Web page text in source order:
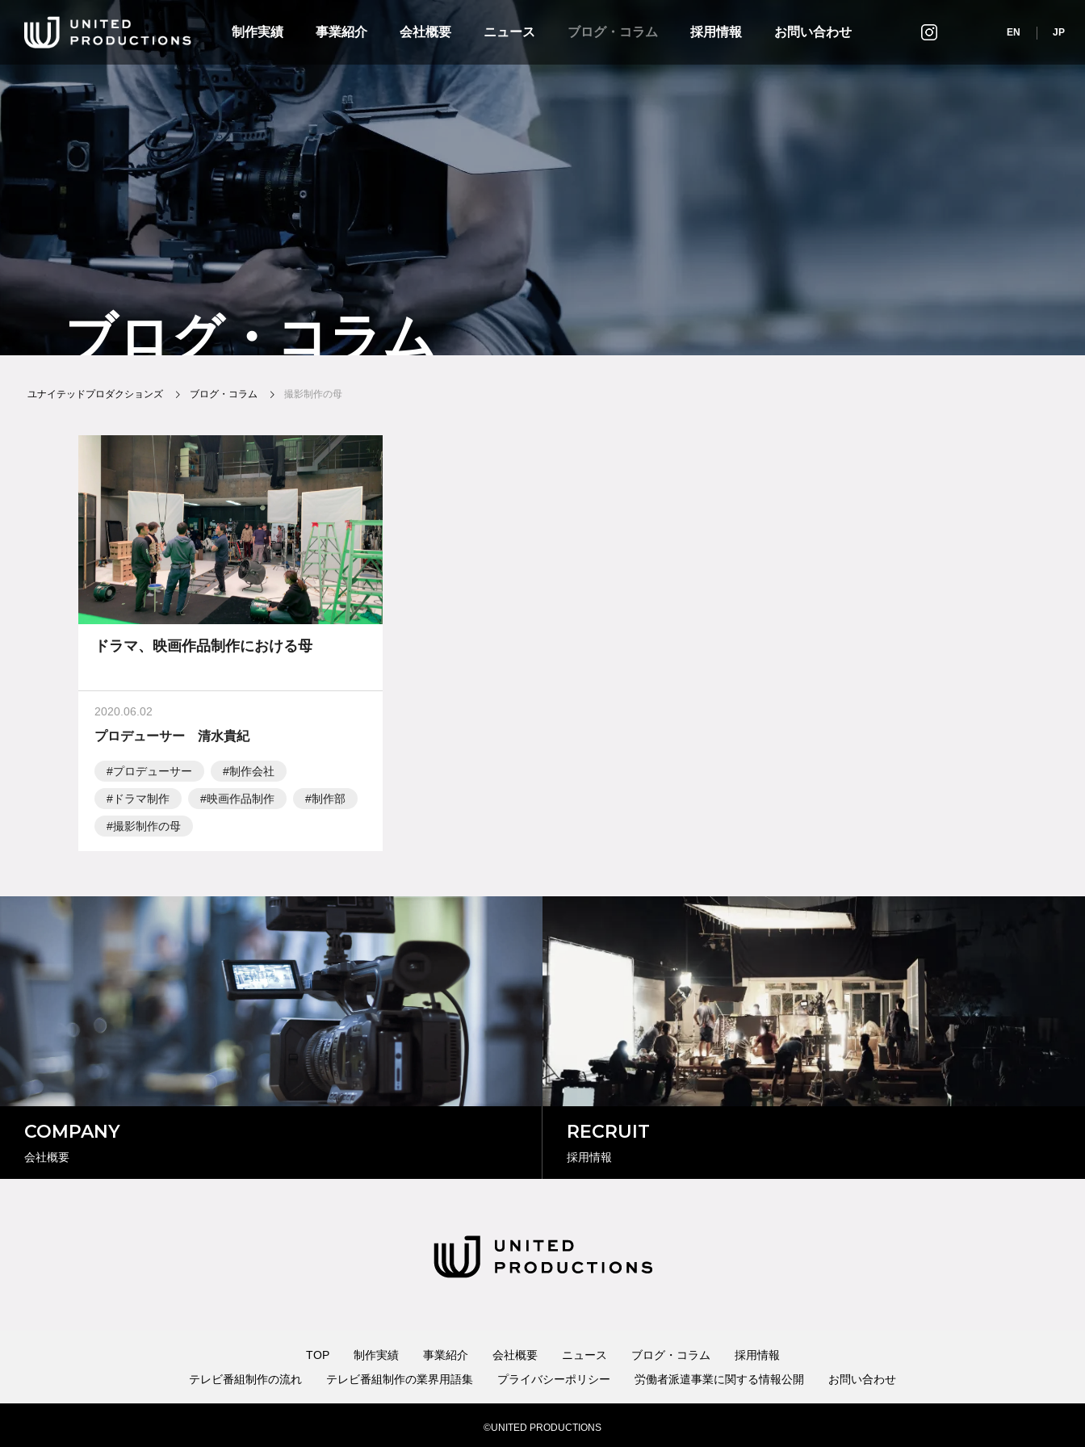
制作実績 事業紹介 会社概要 ニュース ブログ・コラム 採用情報 お問い合わせ インスタグラム EN JP
ブログ・コラム
ユナイテッドプロダクションズ ブログ・コラム 撮影制作の母
ドラマ、映画作品制作における母
2020.06.02
プロデューサー 清水貴紀
プロデューサー 制作会社
ドラマ制作 映画作品制作 制作部
撮影制作の母
COMPANY
会社概要
RECRUIT
採用情報
TOP 制作実績 事業紹介 会社概要 ニュース ブログ・コラム
採用情報
テレビ番組制作の流れ
テレビ番組制作の業界用語集 プライバシーポリシー 労働者派遣事業に関する情報公開 お問い合わせ
©UNITED PRODUCTIONS